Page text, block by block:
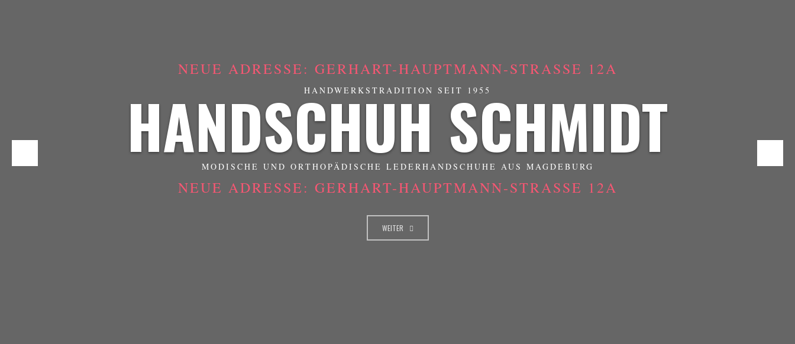
NEUE ADRESSE: GERHART-HAUPTMANN-STRASSE 12A
HANDWERKSTRADITION SEIT 1955
HANDSCHUH SCHMIDT
MODISCHE UND ORTHOPÄDISCHE LEDERHANDSCHUHE AUS MAGDEBURG
NEUE ADRESSE: GERHART-HAUPTMANN-STRASSE 12A
WEITER